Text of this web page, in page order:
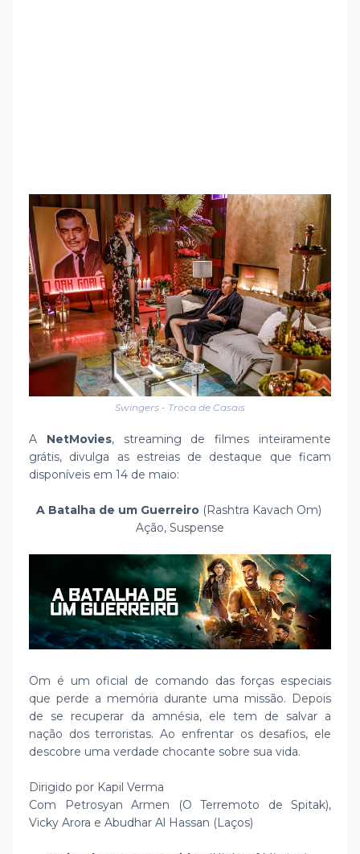
Swingers - Troca de Casais
A NetMovies, streaming de filmes inteiramente
grátis, divulga as estreias de destaque que ficam
disponíveis em 14 de maio:
A Batalha de um Guerreiro (Rashtra Kavach Om)
Ação, Suspense
Om é um oficial de comando das forças especiais
que perde a memória durante uma missão. Depois
de se recuperar da amnésia, ele tem de salvar a
nação dos terroristas. Ao enfrentar os desafios, ele
descobre uma verdade chocante sobre sua vida.
Dirigido por Kapil Verma
Com Petrosyan Armen (O Terremoto de Spitak),
Vicky Arora e Abudhar Al Hassan (Laços)